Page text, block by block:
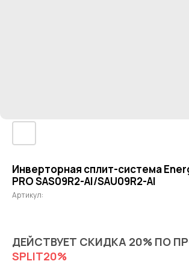
Инверторная сплит-система
PRO SAS09R2-AI/SAU09R2-AI
Артикул:
ДЕЙСТВУЕТ СКИДКА 20% ПО
SPLIT20%